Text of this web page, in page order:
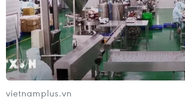
04/08/2026 02:51
ASEAN Cup 2026: Đội tuyển Việt
Nam tạo "cơn địa chấn" trên truyền
thông khu vực
04/08/2026 02:45
vietnamplus.vn